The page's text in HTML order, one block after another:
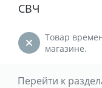
СВЧ
Товар
магазине.
Перейти к